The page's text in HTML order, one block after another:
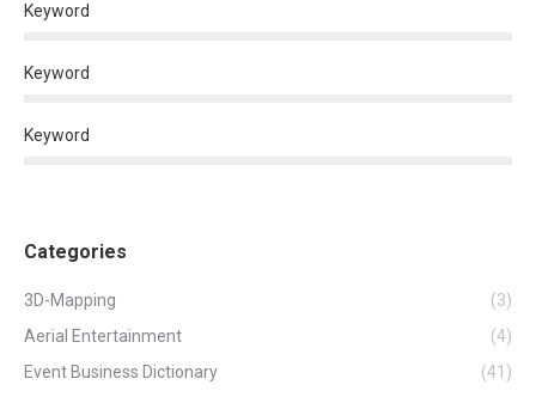
Keyword
Keyword
Keyword
Categories
3D-Mapping
(3)
Aerial Entertainment
(4)
Event Business Dictionary
(41)